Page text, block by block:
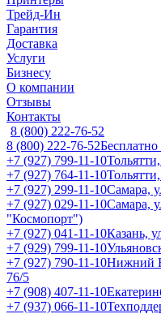
Трейд-Ин
Гарантия
Доставка
Услуги
Бизнесу
О компании
Отзывы
Контакты
8 (800) 222-76-52
8 (800) 222-76-52
+7 (927) 799-11-10
+7 (927) 764-11-10
+7 (927) 299-11-10Самара,
+7 (927) 029-11-10Самара,
"Космопорт")
+7 (927) 041-11-10Казань,
+7 (929) 799-11-10
+7 (927) 790-11-10Нижний
76/5
+7 (908) 407-11-10
+7 (937) 066-11-10